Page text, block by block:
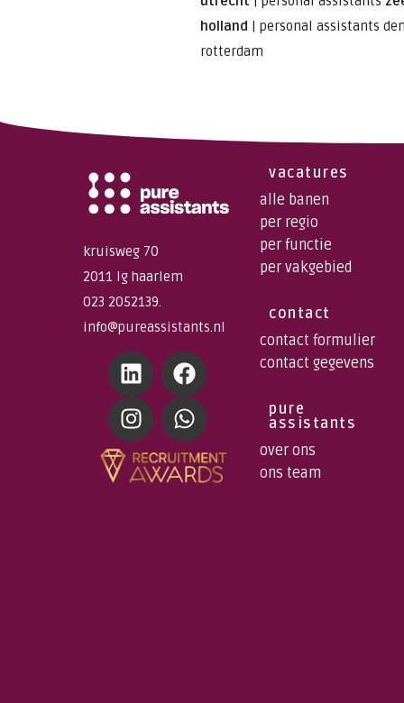
holland | personal assistants
rotterdam
kruisweg 70
2011 lg haarlem
023 2052139.
info@pureassistants.nl
vacatures
alle banen
per regio
per functie
per vakgebied
contact
contact formulier
contact gegevens
pure
assistants
over ons
ons team